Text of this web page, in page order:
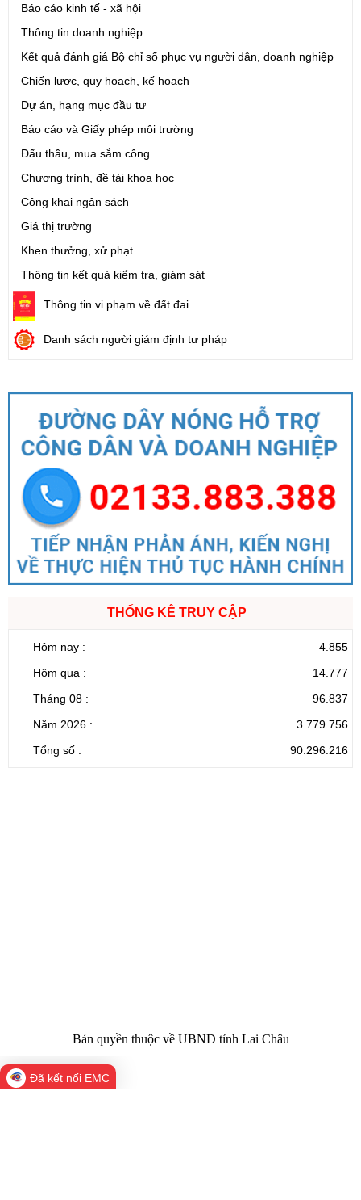
Báo cáo kinh tế - xã hội
Thông tin doanh nghiệp
Kết quả đánh giá Bộ chỉ số phục vụ người dân, doanh nghiệp
Chiến lược, quy hoạch, kế hoạch
Dự án, hạng mục đầu tư
Báo cáo và Giấy phép môi trường
Đấu thầu, mua sắm công
Chương trình, đề tài khoa học
Công khai ngân sách
Giá thị trường
Khen thưởng, xử phạt
Thông tin kết quả kiểm tra, giám sát
Thông tin vi phạm về đất đai
Danh sách người giám định tư pháp
THỐNG KÊ TRUY CẬP
Hôm nay :
4.855
Hôm qua :
14.777
Tháng 08 :
96.837
Năm 2026 :
3.779.756
Tổng số :
90.296.216
Bản quyền thuộc về UBND tỉnh Lai Châu
Đã kết nối EMC